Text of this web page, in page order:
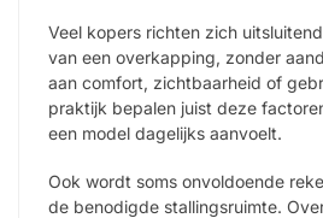
Veel kopers richten zich
van een overkapping, zonder
aan comfort, zichtbaarheid of
praktijk bepalen juist deze
een model dagelijks aanvoelt.
Ook wordt soms onvoldoende
de benodigde stallingsruimte.